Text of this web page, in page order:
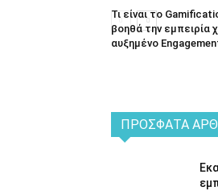
Τι είναι το
βοηθά την εμπειρία
αυξημένο
ΠΡΌΣΦΑΤΑ